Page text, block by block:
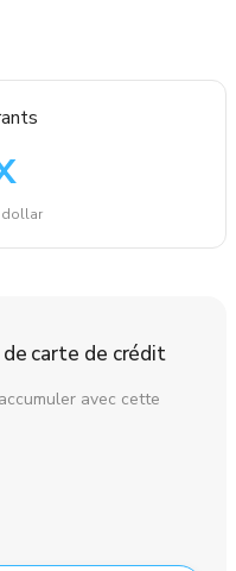
dollar
carte de crédit
avec cette